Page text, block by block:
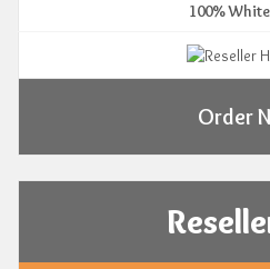
100%
Order